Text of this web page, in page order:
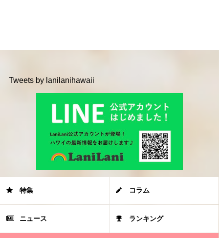
Tweets by lanilanihawaii
特集 コラム
ニュース ランキング